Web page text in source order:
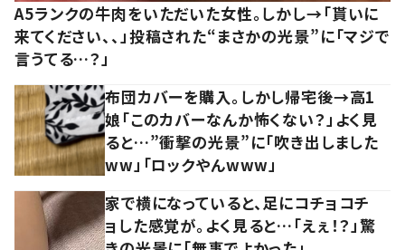
A5ランクの牛肉をいただいた女性。しかし→「貰いに
来てください、、」投稿された“まさかの光景”に「マジで
言うてる…？」
布団カバーを購入。しかし帰宅後→高1
娘「このカバーなんか怖くない？」よく見
ると…”衝撃の光景”に「吹き出しました
ww」「ロックやんwww」
家で横になっていると、足にコチョコチ
ョした感覚が。よく見ると…「えぇ！？」驚